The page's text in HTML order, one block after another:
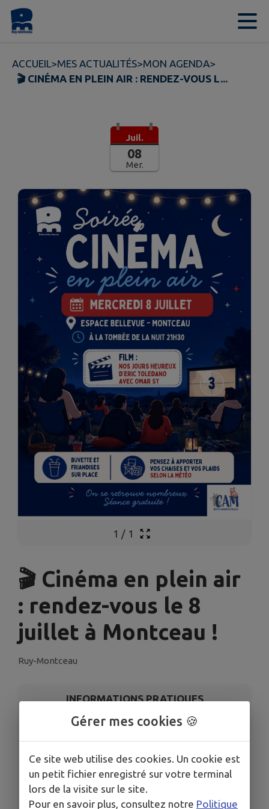
Contenu
ACCUEIL>MES ACTUALITÉS>MON AGENDA>
🎬 CINÉMA EN PLEIN AIR : RENDEZ-VOUS L...
Juil.
08
Mer.
1 / 1
🎬 Cinéma en plein air
: rendez-vous le 8
juillet à Montceau !
Ruy-Montceau
INFORMATIONS PRATIQUES
Ruy-Montceau
DATE
Le mer. 8 juil.
HORAIRES
De 21h30 à 23h45
Gérer mes cookies 🍪
Ce site web utilise des cookies. Un cookie est
un petit fichier enregistré sur votre terminal
lors de la visite sur le site.
Pour en savoir plus, consultez notre Politique